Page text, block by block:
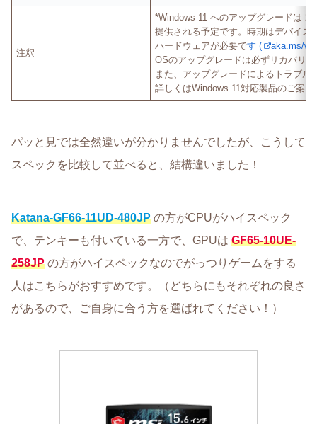
注釈
*Windows 11 へのアップグレードは
提供される予定です。時期はデバイス
ハードウェアが必要です (
aka.ms/
OSのアップグレードは必ずリカバリ
また、アップグレードによるトラブル
詳しくはWindows 11対応製品のご案
パッと見では全然違いが分かりませんでしたが、こうして
スペックを比較して並べると、結構違いました！
Katana-GF66-11UD-480JP の方がCPUがハイスペック
で、テンキーも付いている一方で、GPUは GF65-10UE-
258JP の方がハイスペックなのでがっつりゲームをする
人はこちらがおすすめです。（どちらにもそれぞれの良さ
があるので、ご自身に合う方を選ばれてください！）